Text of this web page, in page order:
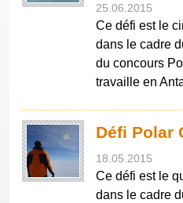
25.06.2015
Ce défi est le
dans le cadre
du concours
travaille en
Défi Polar
18.05.2015
Ce défi est le
dans le cadre